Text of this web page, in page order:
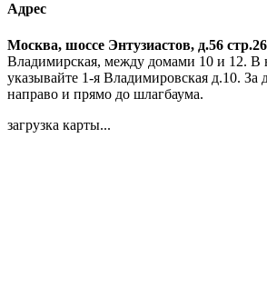
Адрес
Москва, шоссе Энтузиастов, д.56 стр.26
Владимирская, между домами 10 и 12. В
указывайте 1-я Владимировская д.10.
направо и прямо до шлагбаума.
загрузка карты...